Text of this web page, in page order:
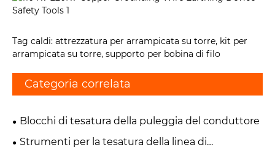
Tag caldi: attrezzatura per arrampicata su torre, kit per
arrampicata su torre, supporto per bobina di filo
Categoria correlata
Blocchi di tesatura della puleggia del conduttore
Strumenti per la tesatura della linea di